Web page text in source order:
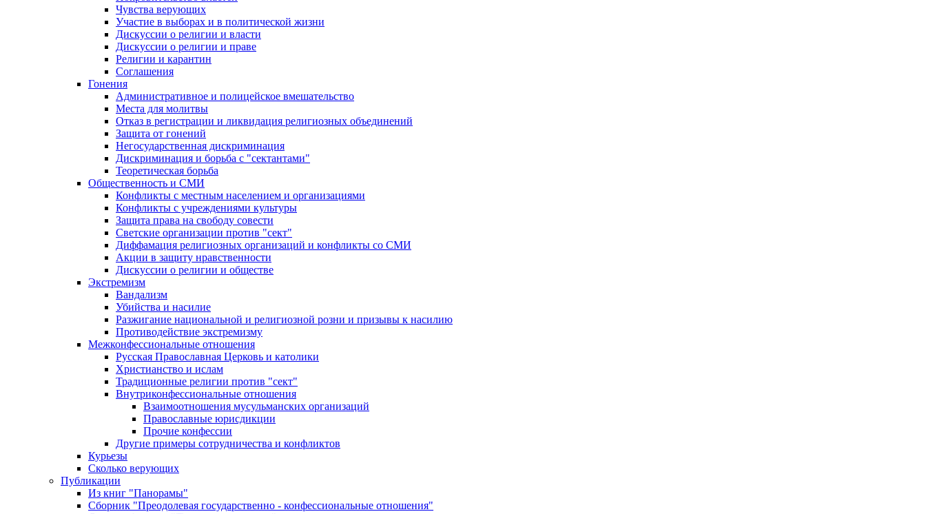
Чувства верующих
Участие в выборах и в политической жизни
Дискуссии о религии и власти
Дискуссии о религии и праве
Религии и карантин
Соглашения
Гонения
Административное и полицейское вмешательство
Места для молитвы
Отказ в регистрации и ликвидация религиозных объединений
Защита от гонений
Негосударственная дискриминация
Дискриминация и борьба с "сектантами"
Теоретическая борьба
Общественность и СМИ
Конфликты с местным населением и организациями
Конфликты с учреждениями культуры
Защита права на свободу совести
Светские организации против "сект"
Диффамация религиозных организаций и конфликты со СМИ
Акции в защиту нравственности
Дискуссии о религии и обществе
Экстремизм
Вандализм
Убийства и насилие
Разжигание национальной и религиозной розни и призывы к насилию
Противодействие экстремизму
Межконфессиональные отношения
Русская Православная Церковь и католики
Христианство и ислам
Традиционные религии против "сект"
Внутриконфессиональные отношения
Взаимоотношения мусульманских организаций
Православные юрисдикции
Прочие конфессии
Другие примеры сотрудничества и конфликтов
Курьезы
Сколько верующих
Публикации
Из книг "Панорамы"
Сборник "Преодолевая государственно - конфессиональные отношения"